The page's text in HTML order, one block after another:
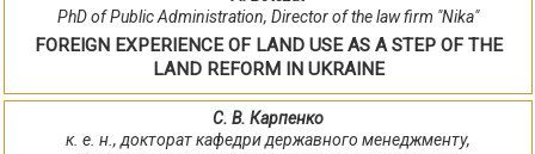
PhD of Public Administration, Director of the law firm "Nika"
FOREIGN EXPERIENCE OF LAND USE AS A STEP OF THE
LAND REFORM IN UKRAINE
С. В. Карпенко
к. е. н., докторат кафедри державного менеджменту,